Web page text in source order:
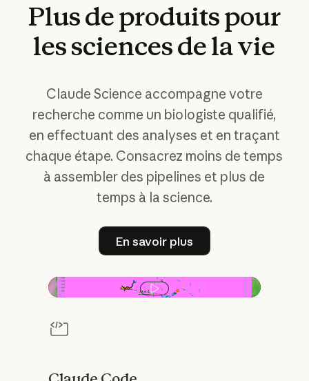
Plusdeproduitspour
lessciencesdelavie
Claude Science accompagne votre
recherche comme un biologiste qualifié,
en effectuant des analyses et en traçant
chaque étape. Consacrez moins de temps
à assembler des pipelines et plus de
temps à la science.
En savoir plus
En savoir plus
Lire la vidéo